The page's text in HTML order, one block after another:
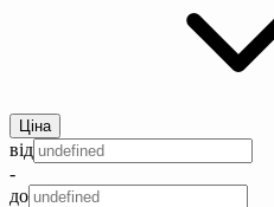
Ціна
від
-
до